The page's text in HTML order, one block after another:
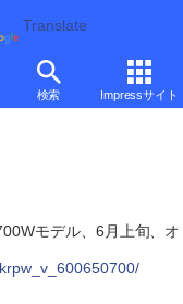
Translate
検索 Impressサイト
モデル、6月上旬、オ